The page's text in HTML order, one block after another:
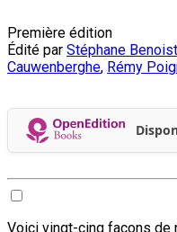
Première édition
Édité par Stéphane Benoist
Cauwenberghe, Rémy
Voici vingt-cinq façons de